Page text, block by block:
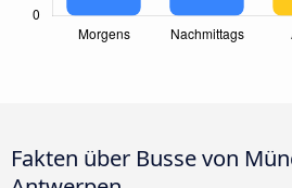
Fakten über Busse von